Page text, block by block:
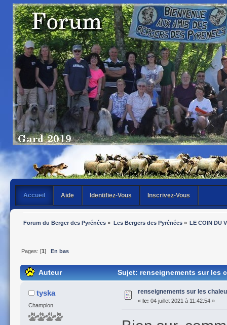
Accueil Aide Identifiez-Vous Inscrivez-Vous
Forum du Berger des Pyrénées » Les Bergers des Pyrénées» LE COIN DU
Pages: [1] En bas
Auteur Sujet: renseignements sur les
tyska
Champion
renseignements sur les
« le: 04 juillet 2021 à 11:42:54 »